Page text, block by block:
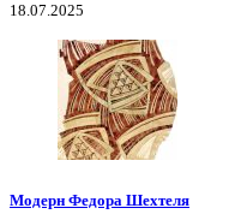
18.07.2025
Модерн Федора Шехтеля